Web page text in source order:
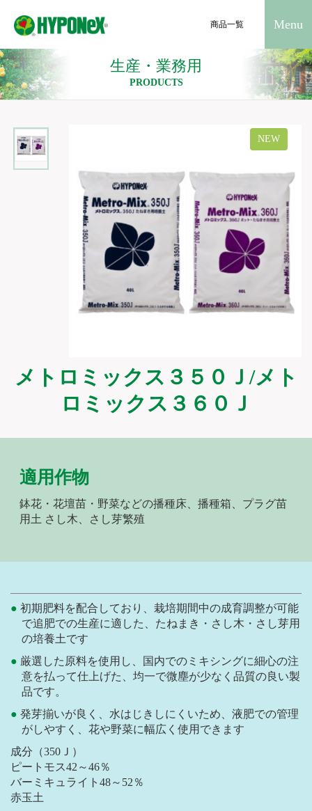
商品一覧 Menu
生産・業務用
PRODUCTS
NEW
メトロミックス３５０Ｊ/メト
ロミックス３６０Ｊ
適用作物
鉢花・花壇苗・野菜などの播種床、播種箱、プラグ苗
用土 さし木、さし芽繁殖
初期肥料を配合しており、栽培期間中の成育調整が可能
で追肥での生産に適した、たねまき・さし木・さし芽用
の培養土です
厳選した原料を使用し、国内でのミキシングに細心の注
意を払って仕上げた、均一で微塵が少なく品質の良い製
品です。
発芽揃いが良く、水はじきしにくいため、液肥での管理
がしやすく、花や野菜に幅広く使用できます
成分（350Ｊ）
ピートモス42～46％
バーミキュライト48～52％
赤玉土